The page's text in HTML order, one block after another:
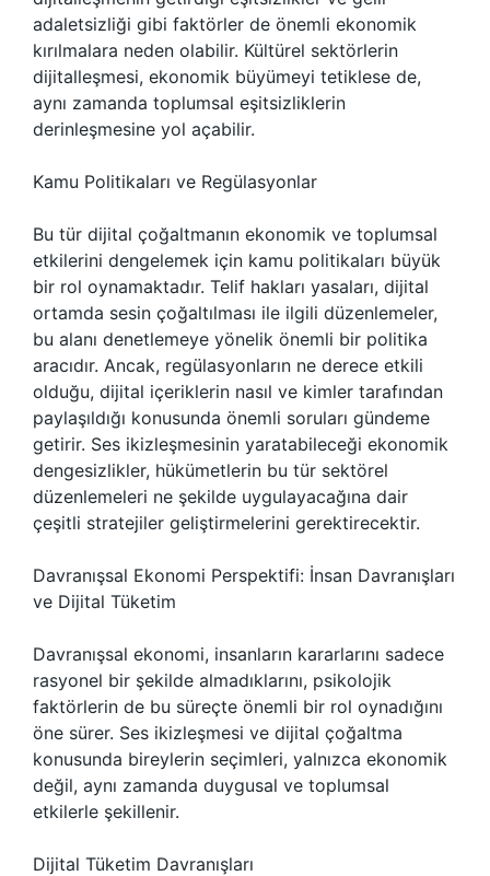
adaletsizliği gibi faktörler de önemli ekonomik
kırılmalara neden olabilir. Kültürel sektörlerin
dijitalleşmesi, ekonomik büyümeyi tetiklese de,
aynı zamanda toplumsal eşitsizliklerin
derinleşmesine yol açabilir.
Kamu Politikaları ve Regülasyonlar
Bu tür dijital çoğaltmanın ekonomik ve toplumsal
etkilerini dengelemek için kamu politikaları büyük
bir rol oynamaktadır. Telif hakları yasaları, dijital
ortamda sesin çoğaltılması ile ilgili düzenlemeler,
bu alanı denetlemeye yönelik önemli bir politika
aracıdır. Ancak, regülasyonların ne derece etkili
olduğu, dijital içeriklerin nasıl ve kimler tarafından
paylaşıldığı konusunda önemli soruları gündeme
getirir. Ses ikizleşmesinin yaratabileceği ekonomik
dengesizlikler, hükümetlerin bu tür sektörel
düzenlemeleri ne şekilde uygulayacağına dair
çeşitli stratejiler geliştirmelerini gerektirecektir.
Davranışsal Ekonomi Perspektifi: İnsan Davranışları
ve Dijital Tüketim
Davranışsal ekonomi, insanların kararlarını sadece
rasyonel bir şekilde almadıklarını, psikolojik
faktörlerin de bu süreçte önemli bir rol oynadığını
öne sürer. Ses ikizleşmesi ve dijital çoğaltma
konusunda bireylerin seçimleri, yalnızca ekonomik
değil, aynı zamanda duygusal ve toplumsal
etkilerle şekillenir.
Dijital Tüketim Davranışları